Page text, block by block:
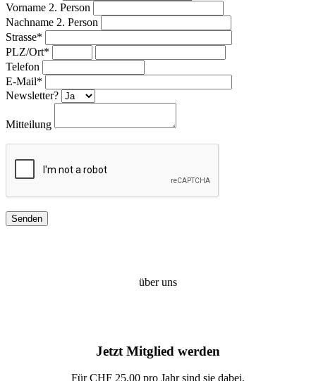
Vorname 2. Person
Nachname 2. Person
Strasse*
PLZ/Ort*
Telefon
E-Mail*
Newsletter?
Mitteilung
über uns
Jetzt Mitglied werden
Für CHF 25.00 pro Jahr sind sie dabei.